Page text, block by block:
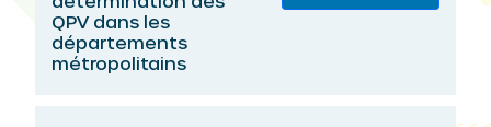
QPV dans les
départements
métropolitains